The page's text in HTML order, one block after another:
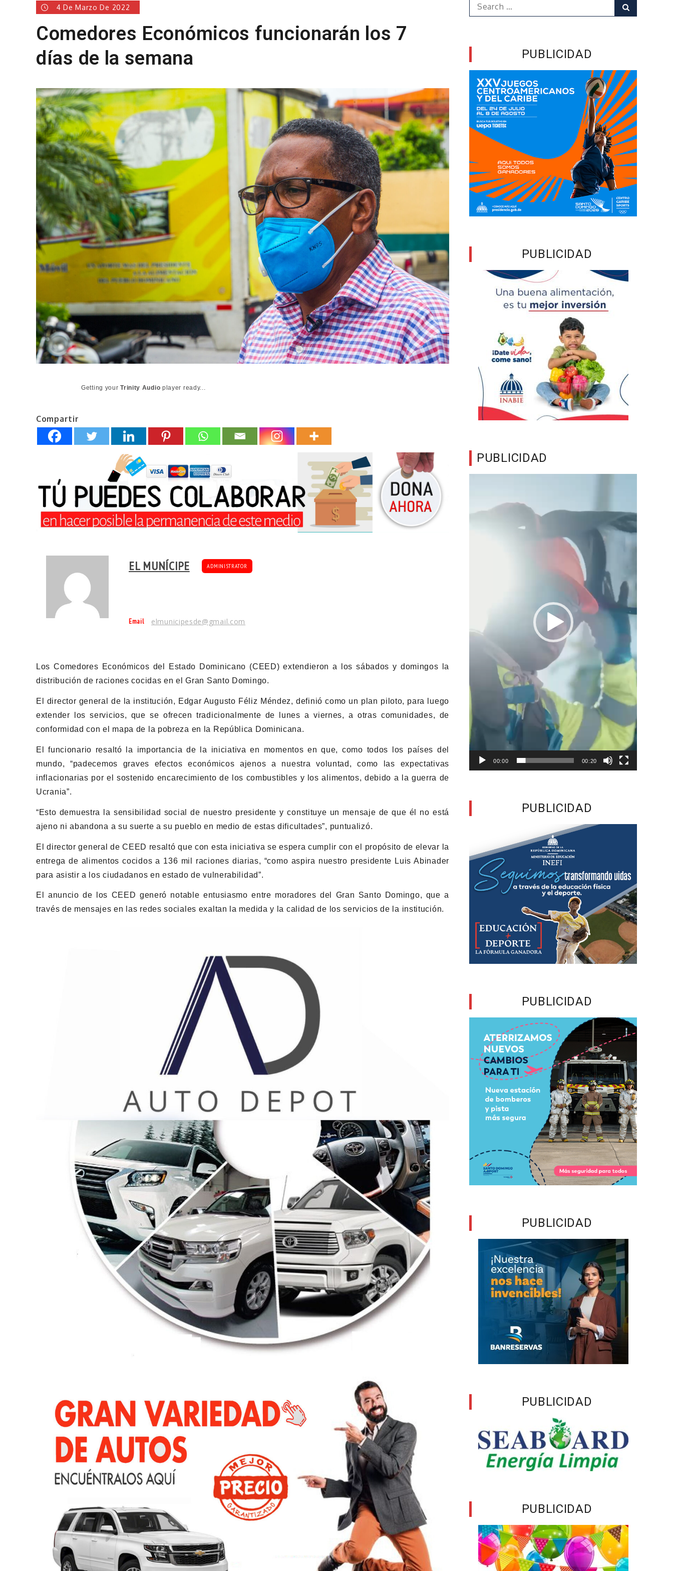
4 De Marzo De 2022
Comedores Económicos funcionarán los 7
días de la semana
Getting yourTrinity Audio player ready...
Compartir
EL MUNÍCIPE ADMINISTRATOR
Email elmunicipesde@gmail.com
Los Comedores Económicos del Estado Dominicano (CEED) extendieron a los sábados y domingos la
distribución de raciones cocidas en el Gran Santo Domingo.
El director general de la institución, Edgar Augusto Féliz Méndez, definió como un plan piloto, para luego
extender los servicios, que se ofrecen tradicionalmente de lunes a viernes, a otras comunidades, de
conformidad con el mapa de la pobreza en la República Dominicana.
El funcionario resaltó la importancia de la iniciativa en momentos en que, como todos los países del
mundo, “padecemos graves efectos económicos ajenos a nuestra voluntad, como las expectativas
inflacionarias por el sostenido encarecimiento de los combustibles y los alimentos, debido a la guerra de
Ucrania”.
“Esto demuestra la sensibilidad social de nuestro presidente y constituye un mensaje de que él no está
ajeno ni abandona a su suerte a su pueblo en medio de estas dificultades”, puntualizó.
El director general de CEED resaltó que con esta iniciativa se espera cumplir con el propósito de elevar la
entrega de alimentos cocidos a 136 mil raciones diarias, “como aspira nuestro presidente Luis Abinader
para asistir a los ciudadanos en estado de vulnerabilidad”.
El anuncio de los CEED generó notable entusiasmo entre moradores del Gran Santo Domingo, que a
través de mensajes en las redes sociales exaltan la medida y la calidad de los servicios de la institución.
for:
PUBLICIDAD
PUBLICIDAD
PUBLICIDAD
00:00 00:20
PUBLICIDAD
PUBLICIDAD
PUBLICIDAD
PUBLICIDAD
PUBLICIDAD